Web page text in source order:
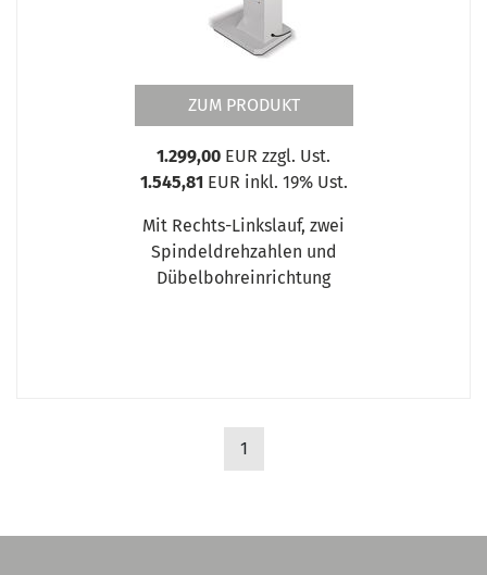
ZUM PRODUKT
1.299,00 EUR zzgl. Ust.
1.545,81 EUR inkl. 19% Ust.
Mit Rechts-Linkslauf, zwei
Spindeldrehzahlen und
Dübelbohreinrichtung
1